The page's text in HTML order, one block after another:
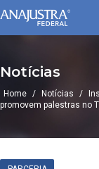
Notícias
Home / Notícias /
promovem palestras no